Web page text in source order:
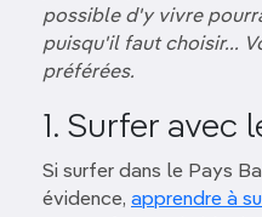
possible d'y vivre
puisqu'il faut choisir...
préférées.
1. Surfer avec
Si surfer dans le Pays
évidence, apprendre à